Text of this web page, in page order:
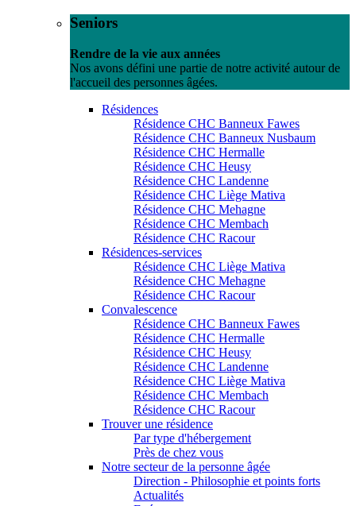
Seniors
Rendre de la vie aux années
Nos avons défini une partie de notre activité autour de
l'accueil des personnes âgées.
Résidences
Résidence CHC Banneux Fawes
Résidence CHC Banneux Nusbaum
Résidence CHC Hermalle
Résidence CHC Heusy
Résidence CHC Landenne
Résidence CHC Liège Mativa
Résidence CHC Mehagne
Résidence CHC Membach
Résidence CHC Racour
Résidences-services
Résidence CHC Liège Mativa
Résidence CHC Mehagne
Résidence CHC Racour
Convalescence
Résidence CHC Banneux Fawes
Résidence CHC Hermalle
Résidence CHC Heusy
Résidence CHC Landenne
Résidence CHC Liège Mativa
Résidence CHC Membach
Résidence CHC Racour
Trouver une résidence
Par type d'hébergement
Près de chez vous
Notre secteur de la personne âgée
Direction - Philosophie et points forts
Actualités